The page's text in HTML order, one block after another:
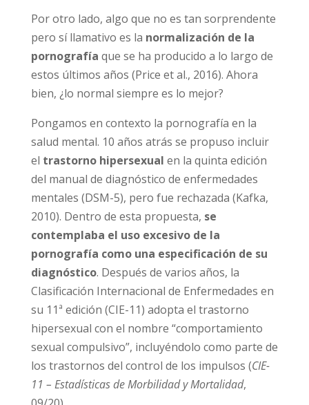
Por otro lado, algo que no es tan
sorprendente pero sí llamativo es la
normalización de la pornografía
que se ha
producido a lo largo de estos últimos años
(Price et al., 2016). Ahora bien, ¿lo normal
Pongamos en contexto la pornografía en la
salud mental. 10 años atrás se propuso incluir
el trastorno hipersexual
en la quinta edición
del manual de diagnóstico de enfermedades
mentales (DSM-5), pero fue rechazada (Kafka,
2010). Dentro de esta propuesta,
se
contemplaba el uso excesivo de la
pornografía como una especificación de su
diagnóstico
. Después de varios años, la
Clasificación Internacional de Enfermedades
en su 11ª edición (CIE-11) adopta el trastorno
hipersexual con el nombre “comportamiento
sexual compulsivo”, incluyéndolo como parte
de los trastornos del control de los impulsos
(CIE-11 – Estadísticas de Morbilidad y Mortalidad